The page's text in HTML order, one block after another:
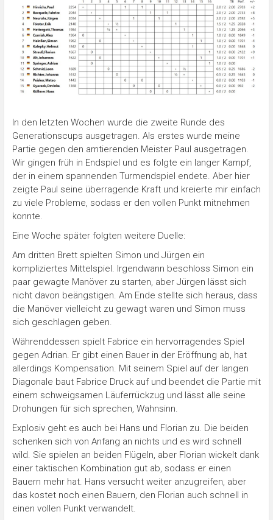
In den letzten Wochen wurde die zweite Runde des
Generationscups ausgetragen. Als erstes wurde meine
Partie gegen den amtierenden Meister Paul ausgetragen.
Wir gingen früh in Endspiel und es folgte ein langer Kampf,
der in einem spannenden Turmendspiel endete. Aber hier
zeigte Paul seine überragende Kraft und kreierte mir einfach
zu viele Probleme, sodass er den vollen Punkt mitnehmen
konnte.
Eine Woche später folgten weitere Duelle:
Am dritten Brett spielten Simon und Jürgen ein
kompliziertes Mittelspiel. Irgendwann beschloss Simon ein
paar gewagte Manöver zu starten, aber Jürgen lässt sich
nicht davon beängstigen. Am Ende stellte sich heraus, dass
die Manöver vielleicht zu gewagt waren und Simon muss
sich geschlagen geben.
Währenddessen spielt Fabrice ein hervorragendes Spiel
gegen Adrian. Er gibt einen Bauer in der Eröffnung ab, hat
allerdings Kompensation. Mit seinem Spiel auf der langen
Diagonale baut Fabrice Druck auf und beendet die Partie mit
einem schweigsamen Läuferrückzug und lässt alle seine
Drohungen für sich sprechen, Wahnsinn.
Explosiv geht es auch bei Hans und Florian zu. Die beiden
schenken sich von Anfang an nichts und es wird schnell
wild. Sie spielen an beiden Flügeln, aber Florian wickelt dank
einer taktischen Kombination gut ab, sodass er einen
Bauern mehr hat. Hans versucht weiter anzugreifen, aber
das kostet noch einen Bauern, den Florian auch schnell in
einen vollen Punkt verwandelt.